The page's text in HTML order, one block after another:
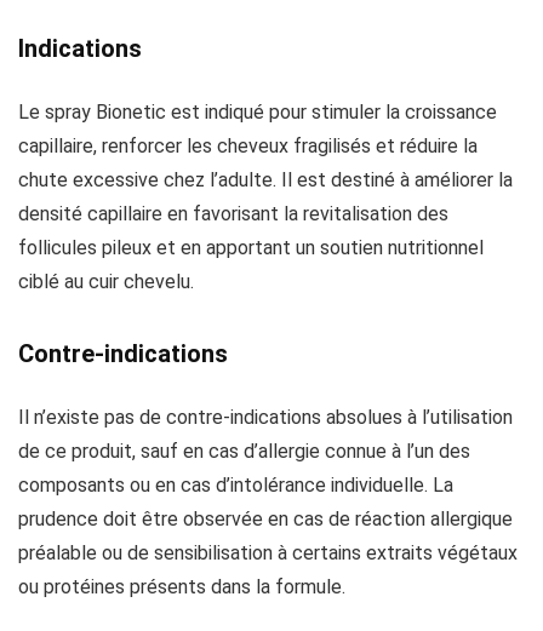
Indications
Le spray Bionetic est indiqué pour stimuler la croissance
capillaire, renforcer les cheveux fragilisés et réduire la
chute excessive chez l’adulte. Il est destiné à améliorer la
densité capillaire en favorisant la revitalisation des
follicules pileux et en apportant un soutien nutritionnel
ciblé au cuir chevelu.
Contre-indications
Il n’existe pas de contre-indications absolues à l’utilisation
de ce produit, sauf en cas d’allergie connue à l’un des
composants ou en cas d’intolérance individuelle. La
prudence doit être observée en cas de réaction allergique
préalable ou de sensibilisation à certains extraits végétaux
ou protéines présents dans la formule.